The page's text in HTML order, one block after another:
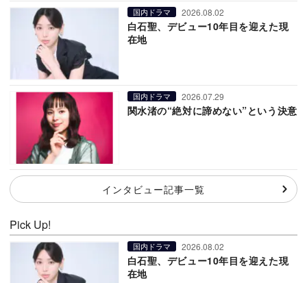
国内ドラマ 2026.08.02
白石聖、デビュー10年目を迎えた現
在地
国内ドラマ 2026.07.29
関水渚の“絶対に諦めない”という決意
インタビュー記事一覧
Pick Up!
国内ドラマ 2026.08.02
白石聖、デビュー10年目を迎えた現
在地